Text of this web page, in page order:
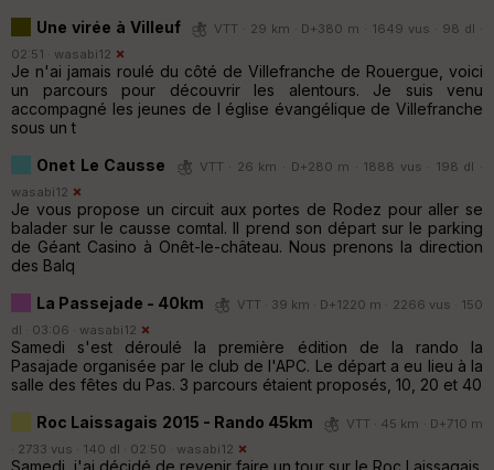
Une virée à Villeuf
VTT · 29 km · D+380 m · 1649 vus · 98 dl ·
02:51 · wasabi12
Je n'ai jamais roulé du côté de Villefranche de Rouergue, voici
un parcours pour découvrir les alentours. Je suis venu
accompagné les jeunes de l église évangélique de Villefranche
sous un t
Onet Le Causse
VTT · 26 km · D+280 m · 1888 vus · 198 dl ·
wasabi12
Je vous propose un circuit aux portes de Rodez pour aller se
balader sur le causse comtal. Il prend son départ sur le parking
de Géant Casino à Onêt-le-château. Nous prenons la direction
des Balq
La Passejade - 40km
VTT · 39 km · D+1220 m · 2266 vus · 150
dl · 03:06 · wasabi12
Samedi s'est déroulé la première édition de la rando la
Pasajade organisée par le club de l'APC. Le départ a eu lieu à la
salle des fêtes du Pas. 3 parcours étaient proposés, 10, 20 et 40
Roc Laissagais 2015 - Rando 45km
VTT · 45 km · D+710 m
· 2733 vus · 140 dl · 02:50 · wasabi12
Samedi, j'ai décidé de revenir faire un tour sur le Roc Laissagais.